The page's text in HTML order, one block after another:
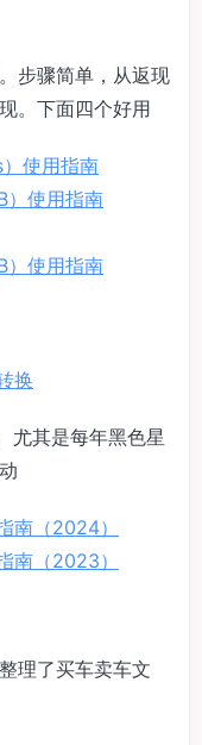
步骤简单，从返现
。下面四个好用
使用指南
）使用指南
）使用指南
换
尤其是每年黑色星
南（2024）
南（2023）
理了买车卖车文